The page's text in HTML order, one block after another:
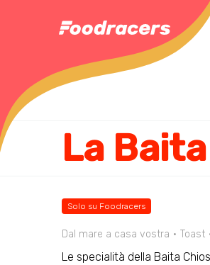
La
Solo su Foodracers
Dal mare a casa vostra Toast
Le specialità della Baita